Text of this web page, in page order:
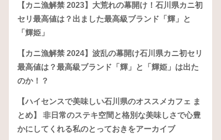
【カニ漁解禁 2023】大荒れの幕開け！石川県カニ初
セリ最高値は？出ました最高級ブランド「輝」と
「輝姫」
【カニ漁解禁 2024】波乱の幕開け石川県カニ初セリ
最高値は？最高級ブランド「輝」と「輝姫」は出た
のか！？
【ハイセンスで美味しい石川県のオススメカフェ ま
とめ】 非日常のステキ空間と格別な美味しさで心豊
かにしてくれる私のとっておきをアーカイブ